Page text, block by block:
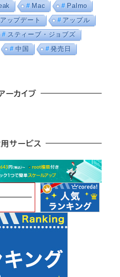
Mac
Palmo
アップデート
アップル
スティーブ・ジョブズ
中国
発売日
ーカイブ
サービス